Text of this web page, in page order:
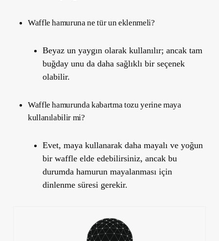
Waffle hamuruna ne tür un eklenmeli?
Beyaz un yaygın olarak kullanılır; ancak tam
buğday unu da daha sağlıklı bir seçenek
olabilir.
Waffle hamurunda kabartma tozu yerine maya
kullanılabilir mi?
Evet, maya kullanarak daha mayalı ve yoğun
bir waffle elde edebilirsiniz, ancak bu
durumda hamurun mayalanması için
dinlenme süresi gerekir.